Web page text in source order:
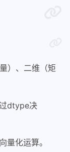
）、二维（矩
dtype决
量化运算。